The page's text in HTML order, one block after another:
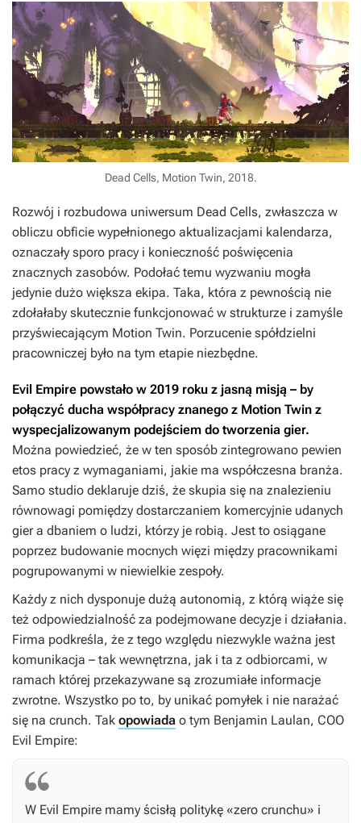
Dead Cells, Motion Twin, 2018.
Rozwój i rozbudowa uniwersum Dead Cells, zwłaszcza w
obliczu obficie wypełnionego aktualizacjami kalendarza,
oznaczały sporo pracy i konieczność poświęcenia
znacznych zasobów. Podołać temu wyzwaniu mogła
jedynie dużo większa ekipa. Taka, która z pewnością nie
zdołałaby skutecznie funkcjonować w strukturze i zamyśle
przyświecającym Motion Twin. Porzucenie spółdzielni
pracowniczej było na tym etapie niezbędne.
Evil Empire powstało w 2019 roku z jasną misją – by
połączyć ducha współpracy znanego z Motion Twin z
wyspecjalizowanym podejściem do tworzenia gier.
Można powiedzieć, że w ten sposób zintegrowano pewien
etos pracy z wymaganiami, jakie ma współczesna branża.
Samo studio deklaruje dziś, że skupia się na znalezieniu
równowagi pomiędzy dostarczaniem komercyjnie udanych
gier a dbaniem o ludzi, którzy je robią. Jest to osiągane
poprzez budowanie mocnych więzi między pracownikami
pogrupowanymi w niewielkie zespoły.
Każdy z nich dysponuje dużą autonomią, z którą wiąże się
też odpowiedzialność za podejmowane decyzje i działania.
Firma podkreśla, że z tego względu niezwykle ważna jest
komunikacja – tak wewnętrzna, jak i ta z odbiorcami, w
ramach której przekazywane są zrozumiałe informacje
zwrotne. Wszystko po to, by unikać pomyłek i nie narażać
się na crunch. Tak opowiada o tym Benjamin Laulan, COO
Evil Empire:
W Evil Empire mamy ścisłą politykę «zero crunchu» i